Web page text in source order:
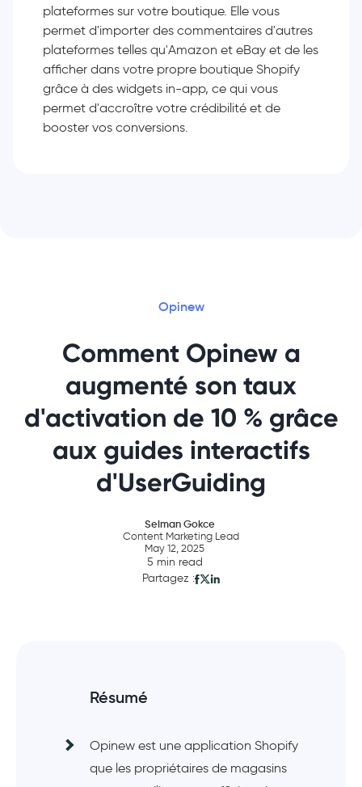
plateformes sur votre boutique. Elle vous
permet d'importer des commentaires d'autres
plateformes telles qu'Amazon et eBay et de les
afficher dans votre propre boutique Shopify
grâce à des widgets in-app, ce qui vous
permet d'accroître votre crédibilité et de
booster vos conversions.
Opinew
Comment Opinew a
augmenté son taux
d'activation de 10 % grâce
aux guides interactifs
d'UserGuiding
Selman Gokce
Content Marketing Lead
May 12, 2025
5 min read
Partagez :
Résumé
Opinew est une application Shopify
que les propriétaires de magasins